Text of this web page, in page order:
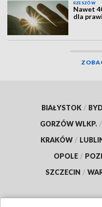
RZESZÓW
Nawet
dla
BIAŁYSTOK /
GORZÓW WLKP. /
KRAKÓW /
OPOLE /
SZCZECIN /